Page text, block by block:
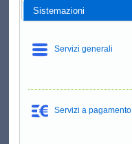
Sistemazioni
Servizi generali
Servizi a pagamento